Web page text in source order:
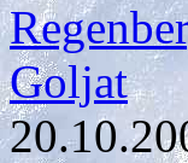
Goljat